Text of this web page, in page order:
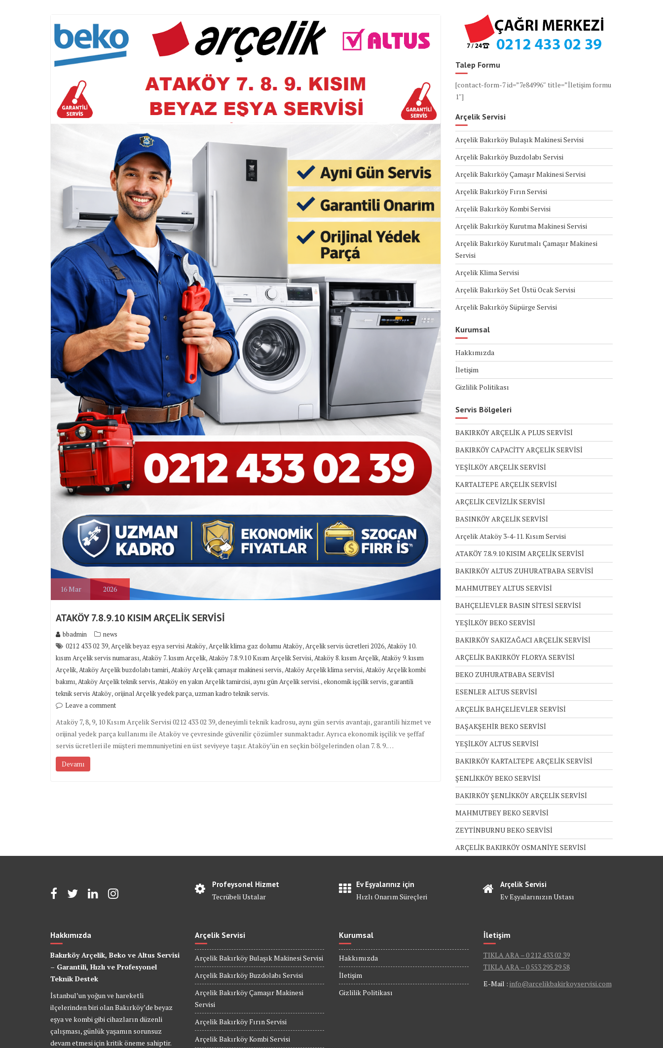
16Mar 2026
ATAKÖY 7.8.9.10 KISIM ARÇELİK SERVİSİ
bbadmin
news
0212 433 02 39,Arçelik beyaz eşya servisi Ataköy,Arçelik klima gaz dolumu Ataköy,Arçelik servis ücretleri 2026,Ataköy 10.
kısım Arçelik servis numarası,Ataköy 7. kısım Arçelik,Ataköy 7.8.9.10 Kısım Arçelik Servisi,Ataköy 8. kısım Arçelik,Ataköy 9. kısım
Arçelik,Ataköy Arçelik buzdolabı tamiri,Ataköy Arçelik çamaşır makinesi servis,Ataköy Arçelik klima servisi,Ataköy Arçelik kombi
bakımı,Ataköy Arçelik teknik servis,Ataköy en yakın Arçelik tamircisi,aynı gün Arçelik servisi.,ekonomik işçilik servis,garantili
teknik servis Ataköy,orijinal Arçelik yedek parça,uzman kadro teknik servis.
Leave a comment
Ataköy 7, 8, 9, 10 Kısım Arçelik Servisi 0212 433 02 39, deneyimli teknik kadrosu, aynı gün servis avantajı, garantili hizmet ve
orijinal yedek parça kullanımı ile Ataköy ve çevresinde güvenilir çözümler sunmaktadır. Ayrıca ekonomik işçilik ve şeffaf
servis ücretleri ile müşteri memnuniyetini en üst seviyeye taşır. Ataköy’ün en seçkin bölgelerinden olan 7. 8. 9.…
Devamı
Talep Formu
[contact-form-7 id=”7e84996″ title=”İletişim formu
1″]
Arçelik Servisi
Arçelik Bakırköy Bulaşık Makinesi Servisi
Arçelik Bakırköy Buzdolabı Servisi
Arçelik Bakırköy Çamaşır Makinesi Servisi
Arçelik Bakırköy Fırın Servisi
Arçelik Bakırköy Kombi Servisi
Arçelik Bakırköy Kurutma Makinesi Servisi
Arçelik Bakırköy Kurutmalı Çamaşır Makinesi
Servisi
Arçelik Klima Servisi
Arçelik Bakırköy Set Üstü Ocak Servisi
Arçelik Bakırköy Süpürge Servisi
Kurumsal
Hakkımızda
İletişim
Gizlilik Politikası
Servis Bölgeleri
BAKIRKÖY ARÇELİK A PLUS SERVİSİ
BAKIRKÖY CAPACİTY ARÇELİK SERVİSİ
YEŞİLKÖY ARÇELİK SERVİSİ
KARTALTEPE ARÇELİK SERVİSİ
ARÇELİK CEVİZLİK SERVİSİ
BASINKÖY ARÇELİK SERVİSİ
Arçelik Ataköy 3-4-11. Kısım Servisi
ATAKÖY 7.8.9.10 KISIM ARÇELİK SERVİSİ
BAKIRKÖY ALTUS ZUHURATBABA SERVİSİ
MAHMUTBEY ALTUS SERVİSİ
BAHÇELİEVLER BASIN SİTESİ SERVİSİ
YEŞİLKÖY BEKO SERVİSİ
BAKIRKÖY SAKIZAĞACI ARÇELİK SERVİSİ
ARÇELİK BAKIRKÖY FLORYA SERVİSİ
BEKO ZUHURATBABA SERVİSİ
ESENLER ALTUS SERVİSİ
ARÇELİK BAHÇELİEVLER SERVİSİ
BAŞAKŞEHİR BEKO SERVİSİ
YEŞİLKÖY ALTUS SERVİSİ
BAKIRKÖY KARTALTEPE ARÇELİK SERVİSİ
ŞENLİKKÖY BEKO SERVİSİ
BAKIRKÖY ŞENLİKKÖY ARÇELİK SERVİSİ
MAHMUTBEY BEKO SERVİSİ
ZEYTİNBURNU BEKO SERVİSİ
ARÇELİK BAKIRKÖY OSMANİYE SERVİSİ
Profeysonel Hizmet
Tecrübeli Ustalar
Ev Eşyalarınız için
Hızlı Onarım Süreçleri
Arçelik Servisi
Ev Eşyalarınızın Ustası
Hakkımızda
Bakırköy Arçelik, Beko ve Altus Servisi
– Garantili, Hızlı ve Profesyonel
Teknik Destek
İstanbul’un yoğun ve hareketli
ilçelerinden biri olan Bakırköy’de beyaz
eşya ve kombi gibi cihazların düzenli
çalışması, günlük yaşamın sorunsuz
devam etmesi için kritik öneme sahiptir.
Arçelik Servisi
Arçelik Bakırköy Bulaşık Makinesi Servisi
Arçelik Bakırköy Buzdolabı Servisi
Arçelik Bakırköy Çamaşır Makinesi
Servisi
Arçelik Bakırköy Fırın Servisi
Arçelik Bakırköy Kombi Servisi
Kurumsal
Hakkımızda
İletişim
Gizlilik Politikası
İletişim
TIKLA ARA – 0 212 433 02 39
TIKLA ARA – 0 553 295 29 58
E-Mail : info@arcelikbakirkoyservisi.com